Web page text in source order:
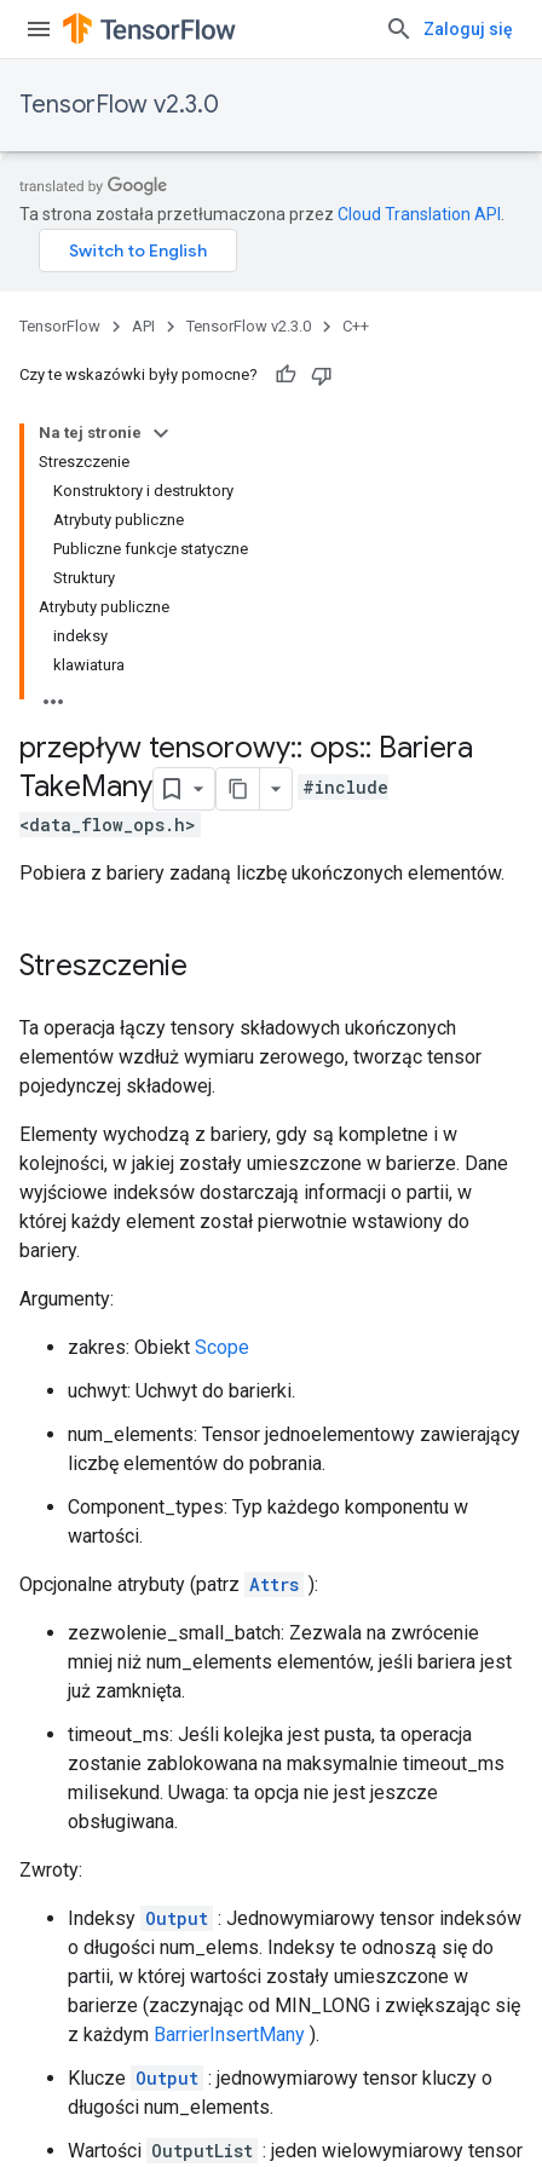
Zaloguj się
TensorFlow v2.3.0
Ta strona została przetłumaczona przez Cloud Translation API
TensorFlow API TensorFlow v2.3.0 C++
Czy te wskazówki były pomocne?
Na tej stronie
Streszczenie
Konstruktory i destruktory
Atrybuty publiczne
Publiczne funkcje statyczne
Struktury
Atrybuty publiczne
indeksy
klawiatura
przepływ tensorowy:: ops:: Bariera
TakeMany
#include
<data_flow_ops.h>
Pobiera z bariery zadaną liczbę ukończonych elementów.
Streszczenie
Ta operacja łączy tensory składowych ukończonych
elementów wzdłuż wymiaru zerowego, tworząc tensor
pojedynczej składowej.
Elementy wychodzą z bariery, gdy są kompletne i w
kolejności, w jakiej zostały umieszczone w barierze. Dane
wyjściowe indeksów dostarczają informacji o partii, w
której każdy element został pierwotnie wstawiony do
bariery.
Argumenty:
zakres: Obiekt Scope
uchwyt: Uchwyt do barierki.
num_elements: Tensor jednoelementowy zawierający
liczbę elementów do pobrania.
Component_types: Typ każdego komponentu w
wartości.
Opcjonalne atrybuty (patrz Attrs ):
zezwolenie_small_batch: Zezwala na zwrócenie
mniej niż num_elements elementów, jeśli bariera jest
już zamknięta.
timeout_ms: Jeśli kolejka jest pusta, ta operacja
zostanie zablokowana na maksymalnie timeout_ms
milisekund. Uwaga: ta opcja nie jest jeszcze
obsługiwana.
Zwroty:
Indeksy Output : Jednowymiarowy tensor indeksów
o długości num_elems. Indeksy te odnoszą się do
partii, w której wartości zostały umieszczone w
barierze (zaczynając od MIN_LONG i zwiększając się
z każdym BarrierInsertMany ).
Klucze Output : jednowymiarowy tensor kluczy o
długości num_elements.
Wartości OutputList : jeden wielowymiarowy tensor